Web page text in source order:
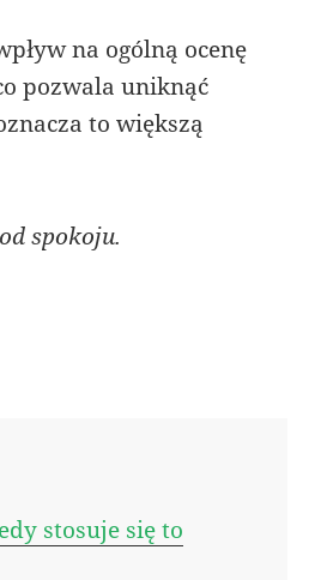
na ogólną ocenę
pozwala uniknąć
to większą
spokoju.
stosuje się to